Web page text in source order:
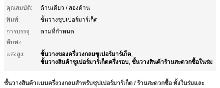
คุณสมบัติ:
ด้านเดียว / สองด้าน
พิมพ์:
ชั้นวางซุปเปอร์มาร์เก็ต
การบรรจุ
หีบห่อ:
ตามที่กำหนด
แสงสูง: ชั้นวางของครึ่งวงกลมซูเปอร์มาร์เก็ต,
ชั้นวางสินค้าซูเปอร์มาร์เก็ตครึ่งรอบ, ชั้นวางสินค้าร้านสะดวกซื้อในร่ม
ชั้นวางสินค้าแบบครึ่งวงกลมสำหรับซุปเปอร์มาร์เก็ต / ร้านสะดวกซื้อ ทั้งในร่มและ